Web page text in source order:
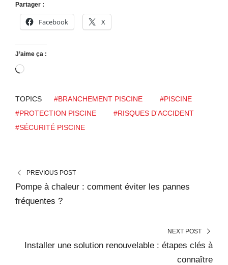
Partager :
Facebook X
J’aime ça :
C
a
r
g
e
n
t
TOPICS #BRANCHEMENT PISCINE
#PISCINE
#PROTECTION PISCINE
#RISQUES D'ACCIDENT
#SÉCURITÉ PISCINE
PREVIOUS POST
Pompe à chaleur : comment éviter les pannes
fréquentes ?
NEXT POST
Installer une solution renouvelable : étapes clés à
connaître